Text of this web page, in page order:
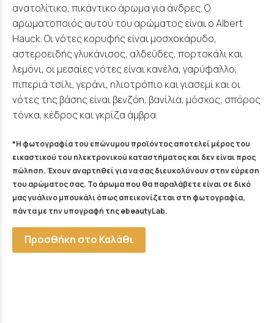
ανατολίτικο, πικάντικο άρωμα για άνδρες. Ο
αρωματοποιός αυτού του αρώματος είναι ο Albert
Hauck. Οι νότες κορυφής είναι μοσχοκάρυδο,
αστεροειδής γλυκάνισος, αλδεΰδες, πορτοκάλι και
λεμόνι, οι μεσαίες νότες είναι κανέλα, γαρύφαλλο,
πιπεριά τσίλι, γεράνι, ηλιοτρόπιο και γιασεμί και οι
νότες της βάσης είναι βενζόη, βανίλια, μόσχος, σπόρος
τόνκα, κέδρος και γκρίζα άμβρα.
*Η φωτογραφία του επώνυμου προϊόντος αποτελεί μέρος του
εικαστικού του ηλεκτρονικού καταστήματος και δεν είναι προς
πώληση. Έχουν αναρτηθεί για να σας διευκολύνουν στην εύρεση
του αρώματος σας. Το άρωμα που θα παραλάβετε είναι σε δικό
μας γυάλινο μπουκάλι όπως απεικονίζεται στη φωτογραφία,
πάντα με την υπογραφή της ebeautyLab.
Προσθήκη στο Καλάθι